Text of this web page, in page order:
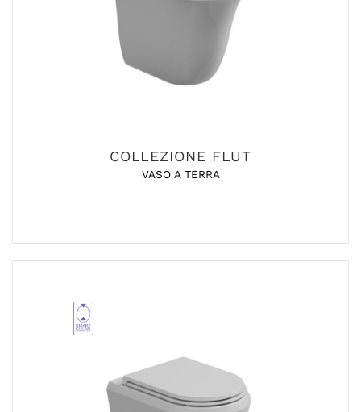
COLLEZIONE FLUT
VASO A TERRA